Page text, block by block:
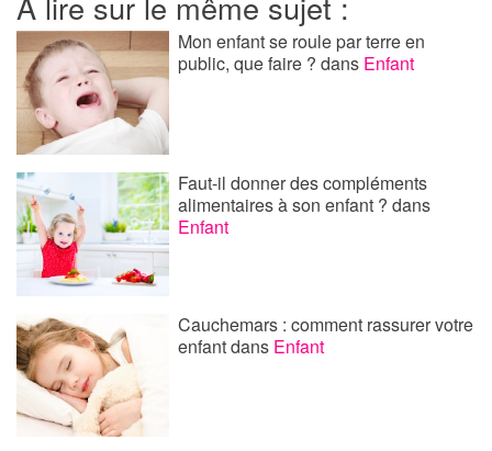
Mon enfant se roule par terre en
public, que faire ?dans Enfant
Faut-il donner des compléments
alimentaires à son enfant ?dans
Enfant
Cauchemars : comment rassurer votre
enfantdans Enfant